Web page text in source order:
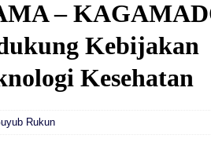
–
Kebijakan
Kesehatan
Rukun